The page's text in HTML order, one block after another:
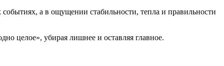
а в ощущении стабильности, тепла и правильности
целое», убирая лишнее и оставляя главное.